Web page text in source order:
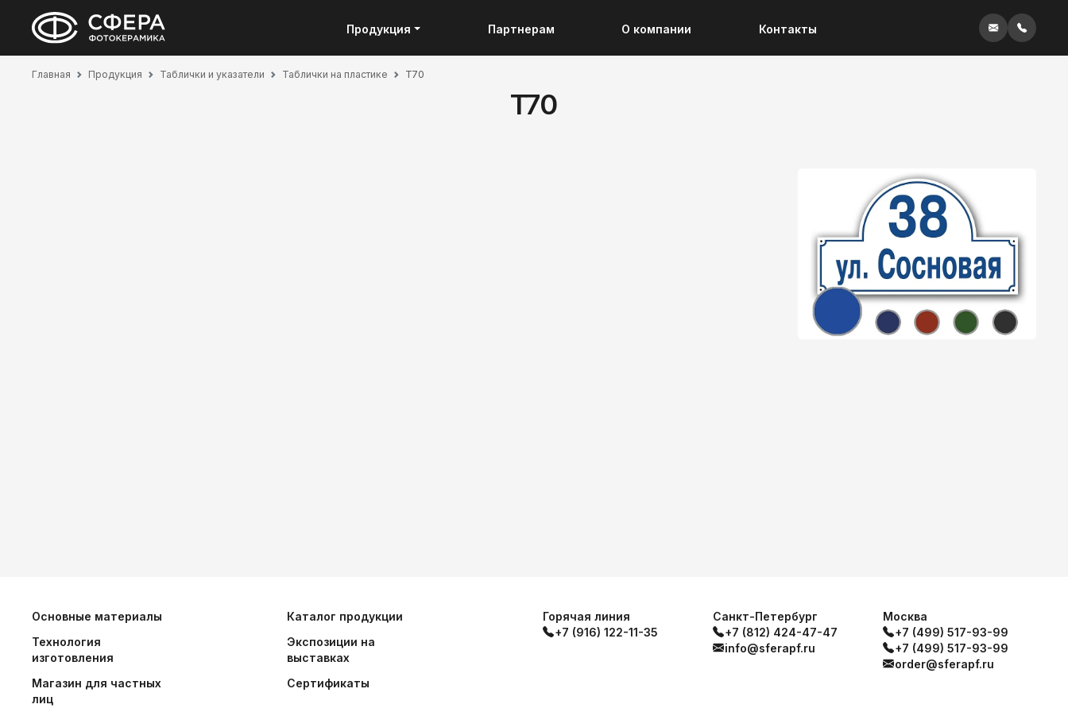
Продукция Партнерам О компании Контакты
Главная Продукция Таблички и указатели Таблички на пластике T70
T70
Основные материалы
Технология
изготовления
Магазин для частных
лиц
Каталог продукции
Экспозиции на
выставках
Сертификаты
Горячая линия
+7 (916) 122-11-35
Санкт-Петербург
+7 (812) 424-47-47
info@sferapf.ru
Москва
+7 (499) 517-93-99
+7 (499) 517-93-99
order@sferapf.ru